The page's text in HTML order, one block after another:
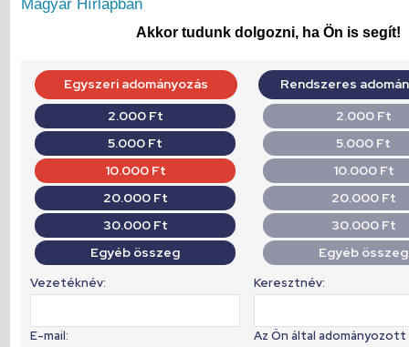
Akkor tudunk dolgozni, ha Ön is segít!